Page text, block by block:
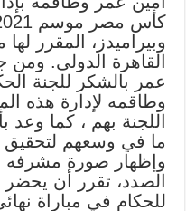
وبيراميدز، المقرر لها
القاهرة الدولى. ومن
عمر بالشكر للجنة
وطاقمه لإدارة هذه
اللجنة بهم ، كما
ما في وسعهم لتحقيق
وإظهار صورة مشرفه
الصدد، تقرر أن يحضر
للحكام في مباراة